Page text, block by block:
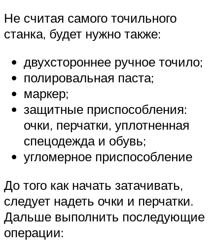
Не считая самого точильного
станка, будет нужно также:
двухстороннее ручное точило;
полировальная паста;
маркер;
защитные приспособления:
очки, перчатки, уплотненная
спецодежда и обувь;
угломерное приспособление
До того как начать затачивать,
следует надеть очки и перчатки.
Дальше выполнить последующие
операции: